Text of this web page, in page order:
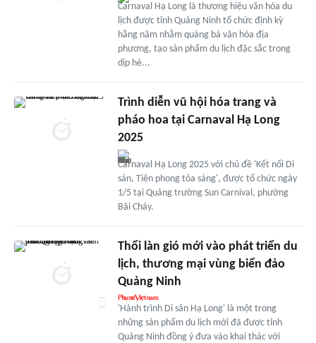
Carnaval Hạ Long là thương hiệu văn hóa du
lịch được tỉnh Quảng Ninh tổ chức định kỳ
hằng năm nhằm quảng bá văn hóa địa
phương, tạo sản phẩm du lịch đặc sắc trong
dịp hè...
Trình diễn vũ hội hóa trang và
pháo hoa tại Carnaval Hạ Long
2025
Carnaval Hạ Long 2025 với chủ đề 'Kết nối Di
sản, Tiên phong tỏa sáng', được tổ chức ngày
1/5 tại Quảng trường Sun Carnival, phường
Bãi Cháy.
Thổi làn gió mới vào phát triển du
lịch, thương mại vùng biển đảo
Quảng Ninh
'Hành trình Di sản Hạ Long' là một trong
những sản phẩm du lịch mới đã được tỉnh
Quảng Ninh đồng ý đưa vào khai thác với